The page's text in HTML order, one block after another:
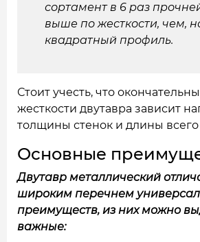
сортамент в 6 раз
выше по жесткости, чем,
квадратный профиль.
Стоит учесть, что
жесткости двутавра зависит
толщины стенок и длины
Основные
Двутавр металлический
широким перечнем
преимуществ, из них можно
важные: